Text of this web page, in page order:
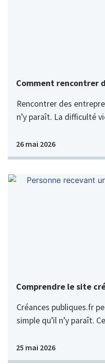
Comment rencontrer
Rencontrer des
n’y paraît. La difficulté
26 mai 2026
Comprendre le site
Créances publiques.fr
simple qu’il n’y paraît.
25 mai 2026